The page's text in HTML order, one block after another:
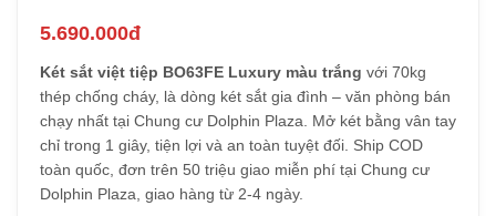
5.690.000đ
Két sắt việt tiệp BO63FE Luxury màu trắng với 70kg
thép chống cháy, là dòng két sắt gia đình – văn phòng bán
chạy nhất tại Chung cư Dolphin Plaza. Mở két bằng vân tay
chỉ trong 1 giây, tiện lợi và an toàn tuyệt đối. Ship COD
toàn quốc, đơn trên 50 triệu giao miễn phí tại Chung cư
Dolphin Plaza, giao hàng từ 2-4 ngày.